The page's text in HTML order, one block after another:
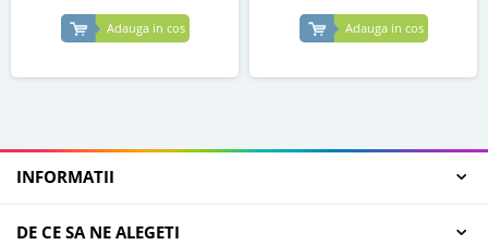
Adauga in cos Adauga in cos
INFORMATII
DE CE SA NE ALEGETI